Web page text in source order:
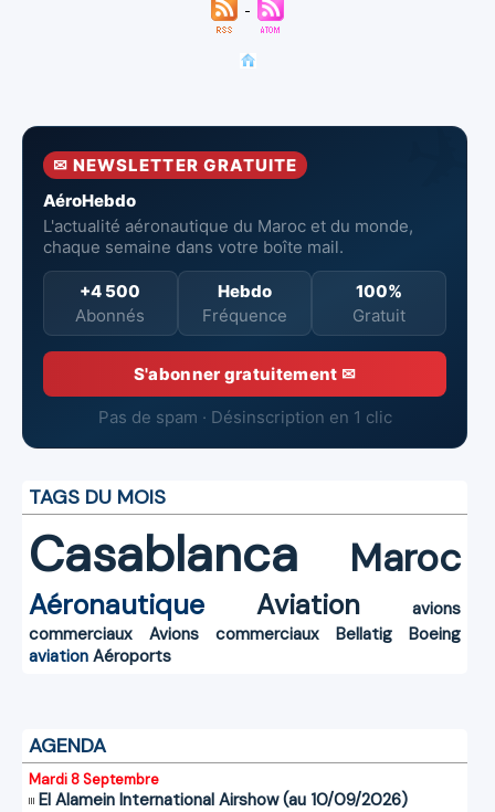
✉ NEWSLETTER GRATUITE
AéroHebdo
L'actualité aéronautique du Maroc et du monde,
chaque semaine dans votre boîte mail.
+4 500
Abonnés
Hebdo
Fréquence
100%
Gratuit
S'abonner gratuitement ✉
Pas de spam · Désinscription en 1 clic
TAGS DU MOIS
Casablanca Maroc
Aéronautique Aviation
avions
commerciaux
Avions commerciaux Bellatig
Boeing
aviation Aéroports
AGENDA
Mardi 8 Septembre
El Alamein International Airshow (au 10/09/2026)